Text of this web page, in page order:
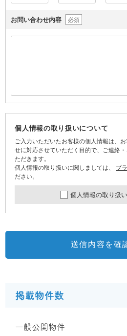
お問い合わせ内容 必須
個人情報の取り扱いについて
ご入力いただいたお客様の個人情報は、
せに対応させていただく目的で、ご連絡
ただきます。
個人情報の取り扱いに関しましては、 プ
ださい。
個人情報の取り扱
送信内容を確
掲載物件数
一般公開物件